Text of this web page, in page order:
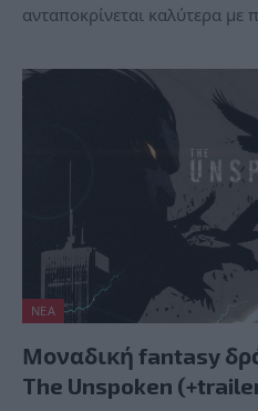
ανταποκρίνεται καλύτερα με
ΝΈΑ
Μοναδική fantasy
The Unspoken